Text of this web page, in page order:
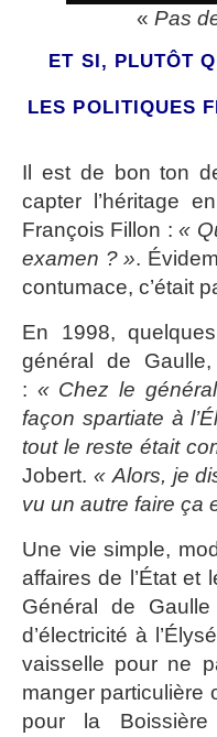
« Pas
ET SI, PLUTÔT
LES POLITIQUES
Il est de bon ton
capter l’héritage
François Fillon :«
examen ? ».
contumace, c’était
En 1998,
général de
: « Chez le
façon spartiate à
tout le reste était
Jobert. « Alors, je
vu un autre faire ça
Une vie simple,
affaires de l’État et
Général de
d’électricité à
vaisselle pour ne
manger particulière
pour la Boissière